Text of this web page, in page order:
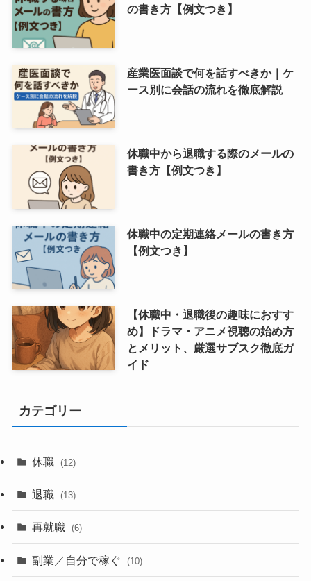
の書き方【例文つき】
産業医面談で何を話すべきか｜ケ
ース別に会話の流れを徹底解説
休職中から退職する際のメールの
書き方【例文つき】
休職中の定期連絡メールの書き方
【例文つき】
【休職中・退職後の趣味におすす
め】ドラマ・アニメ視聴の始め方
とメリット、厳選サブスク徹底ガ
イド
カテゴリー
休職 (12)
退職 (13)
再就職 (6)
副業／自分で稼ぐ (10)